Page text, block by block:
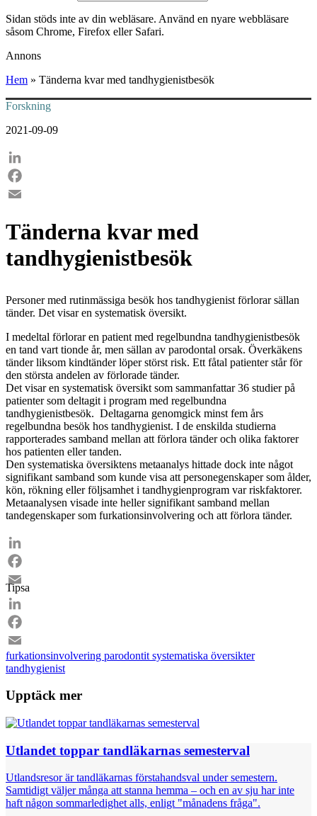
Sidan stöds inte av din webläsare. Använd en nyare webbläsare
såsom Chrome, Firefox eller Safari.
Annons
Hem » Tänderna kvar med tandhygienistbesök
Forskning
2021-09-09
LinkedIn
Facebook
Tänderna kvar med
tandhygienistbesök
Personer med rutinmässiga besök hos tandhygienist förlorar sällan
tänder. Det visar en systematisk översikt.
I medeltal förlorar en patient med regelbundna tandhygienistbesök
en tand vart tionde år, men sällan av parodontal orsak. Överkäkens
tänder liksom kindtänder löper störst risk. Ett fåtal patienter står för
den största andelen av förlorade tänder.
Det visar en systematisk översikt som sammanfattar 36 studier på
patienter som deltagit i program med regelbundna
tandhygienistbesök. Deltagarna genomgick minst fem års
regelbundna besök hos tandhygienist. I de enskilda studierna
rapporterades samband mellan att förlora tänder och olika faktorer
hos patienten eller tanden.
Den systematiska översiktens metaanalys hittade dock inte något
signifikant samband som kunde visa att personegenskaper som ålder,
kön, rökning eller följsamhet i tandhygienprogram var riskfaktorer.
Metaanalysen visade inte heller signifikant samband mellan
tandegenskaper som furkationsinvolvering och att förlora tänder.
LinkedIn
Facebook
Email
Tipsa
LinkedIn
Facebook
Email
furkationsinvolvering parodontit systematiska översikter
tandhygienist
Upptäck mer
Utlandet toppar tandläkarnas semesterval
Utlandsresor är tandläkarnas förstahandsval under semestern.
Samtidigt väljer många att stanna hemma – och en av sju har inte
haft någon sommarledighet alls, enligt "månadens fråga".